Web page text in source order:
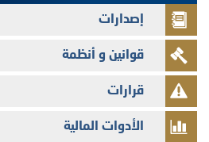
29/07/2026
وفابايل - التحيين السنوي لملف المعلومات
شركات التمويل
29/07/2026
تهنئة بمناسبة عيد العرش المجيد
29/07/2026
إصدارات
قوانين و أنظمة
قرارات
الأدوات المالية